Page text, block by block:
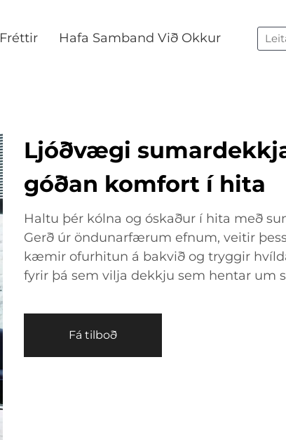
Fréttir Hafa Samband Við Okkur
Ljóðvægi
góðan komfort í hita
Haltu þér kólna og óskaður í hita með
Gerð úr öndunarfærum efnum, veitir
kæmir ofurhitun á bakvið og tryggir
fyrir þá sem vilja dekkju sem hentar um
Fá tilboð